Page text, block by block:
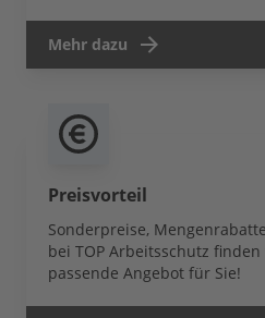
Mehr dazu
Preisvorteil
Sonderpreise,
bei TOP Arbeitsschutz
passende Angebot für Sie!